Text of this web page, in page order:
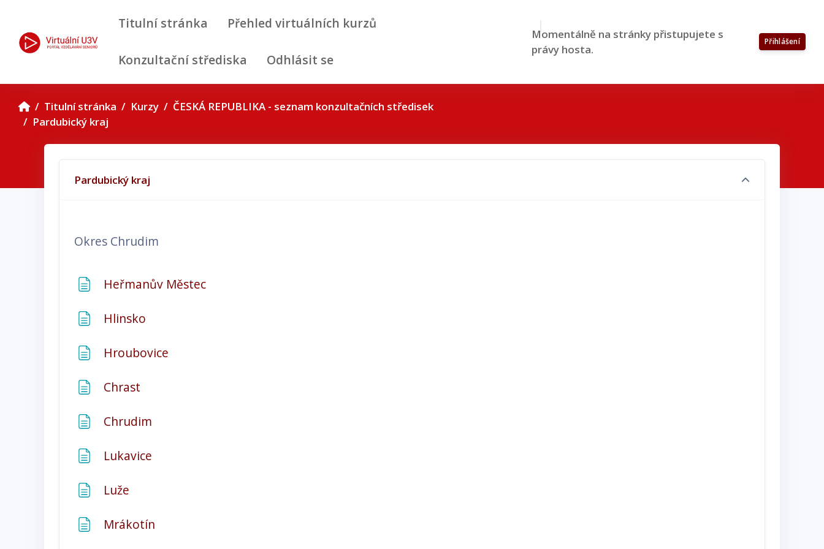
Titulní stránka
Přehled virtuálních kurzů
Konzultační střediska Odhlásit se
Momentálně na stránky přistupujete s
právy hosta.
Přihlášení
Titulní stránka Kurzy
ČESKÁ REPUBLIKA - seznam konzultačních středisek
Pardubický kraj
Pardubický kraj
Okres Chrudim
Heřmanův MěstecStránka
Hlinsko
Hroubovice
Chrast
Chrudim
Lukavice
Luže
Mrákotín